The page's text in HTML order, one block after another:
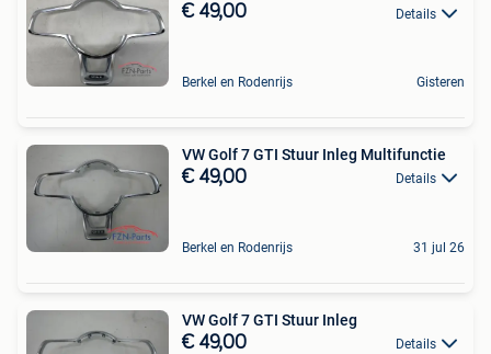
€ 49,00 Details
Berkel en Rodenrijs Gisteren
VW Golf 7 GTI Stuur Inleg Multifunctie
€ 49,00 Details
Berkel en Rodenrijs 31 jul 26
VW Golf 7 GTI Stuur Inleg
€ 49,00 Details